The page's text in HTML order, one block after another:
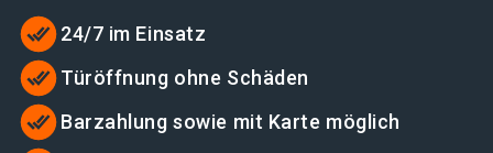
24/7 im Einsatz
Türöffnung ohne Schäden
Barzahlung sowie mit Karte möglich